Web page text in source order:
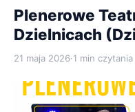
Plenerowe
Dzielnicach
21 maja 2026·1 min czytania